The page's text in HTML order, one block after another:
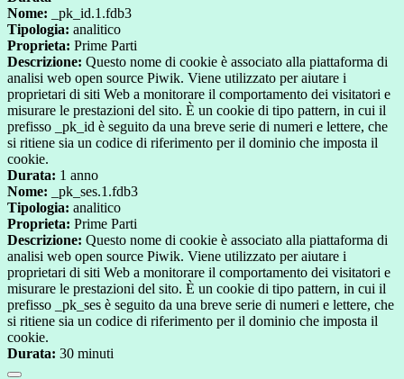
Nome: _pk_id.1.fdb3
Tipologia: analitico
Proprieta: Prime Parti
Descrizione: Questo nome di cookie è associato alla piattaforma di
analisi web open source Piwik. Viene utilizzato per aiutare i
proprietari di siti Web a monitorare il comportamento dei visitatori e
misurare le prestazioni del sito. È un cookie di tipo pattern, in cui il
prefisso _pk_id è seguito da una breve serie di numeri e lettere, che
si ritiene sia un codice di riferimento per il dominio che imposta il
cookie.
Durata: 1 anno
Nome: _pk_ses.1.fdb3
Tipologia: analitico
Proprieta: Prime Parti
Descrizione: Questo nome di cookie è associato alla piattaforma di
analisi web open source Piwik. Viene utilizzato per aiutare i
proprietari di siti Web a monitorare il comportamento dei visitatori e
misurare le prestazioni del sito. È un cookie di tipo pattern, in cui il
prefisso _pk_ses è seguito da una breve serie di numeri e lettere, che
si ritiene sia un codice di riferimento per il dominio che imposta il
cookie.
Durata: 30 minuti